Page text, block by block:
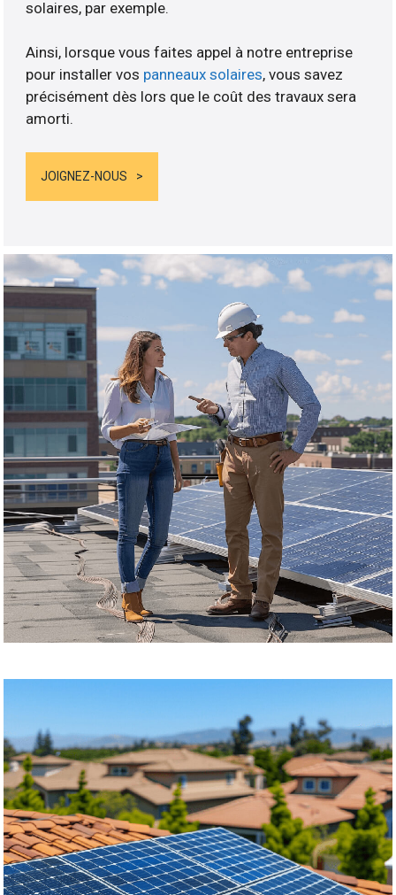
solaires, par exemple.
Ainsi, lorsque vous faites appel à notre entreprise
pour installer vos panneaux solaires, vous savez
précisément dès lors que le coût des travaux sera
amorti.
JOIGNEZ-NOUS